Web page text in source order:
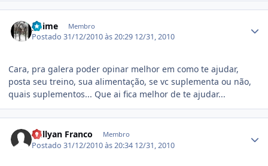
guime Membro
Postado31/12/2010 às 20:29 12/31, 2010
Cara, pra galera poder opinar melhor em como te ajudar,
posta seu treino, sua alimentação, se vc suplementa ou não,
quais suplementos... Que ai fica melhor de te ajudar...
Willyan Franco Membro
Postado31/12/2010 às 20:34 12/31, 2010